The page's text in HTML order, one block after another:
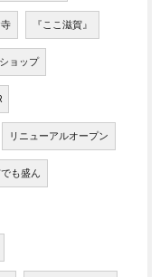
『ここ滋賀』
ョップ
リニューアルオープン
も盛ん